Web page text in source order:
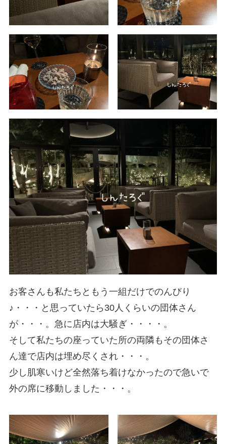
お客さんも私たちともう一組だけでのんびり
♪・・・と思っていたら30人くらいの団体さん
が・・・。急に店内は大騒ぎ・・・・。
そして私たちの座っていた所の両隣もその団体さ
ん達で店内は埋め尽くされ・・・。
少し肌寒いけど全然落ち着けなかったので急いで
外の席に移動しました・・・。